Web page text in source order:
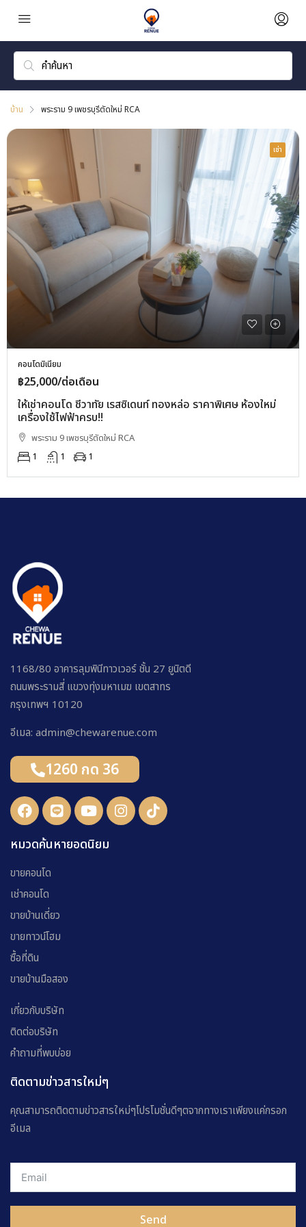
บ้าน พระราม 9 เพชรบุรีตัดใหม่ RCA
เช่า
คอนโดมิเนียม
฿25,000/ต่อเดือน
ให้เช่าคอนโด ชีวาทัย เรสซิเดนท์ ทองหล่อ ราคาพิเศษ ห้องใหม่
เครื่องใช้ไฟฟ้าครบ!!
พระราม 9 เพชรบุรีตัดใหม่ RCA
1 1 1
1168/80 อาคารลุมพินีทาวเวอร์ ชั้น 27 ยูนิตดี
ถนนพระรามสี่ แขวงทุ่งมหาเมฆ เขตสาทร
กรุงเทพฯ 10120
อีเมล: admin@chewarenue.com
1260 กด 36
หมวดค้นหายอดนิยม
ขายคอนโด
เช่าคอนโด
ขายบ้านเดี่ยว
ขายทาวน์โฮม
ซื้อที่ดิน
ขายบ้านมือสอง
เกี่ยวกับบริษัท
ติดต่อบริษัท
คำถามที่พบบ่อย
ติดตามข่าวสารใหม่ๆ
คุณสามารถติดตามข่าวสารใหม่ๆโปรโมชั่นดีๆตจากทางเราเพียงแค่กรอก
อีเมล
Send